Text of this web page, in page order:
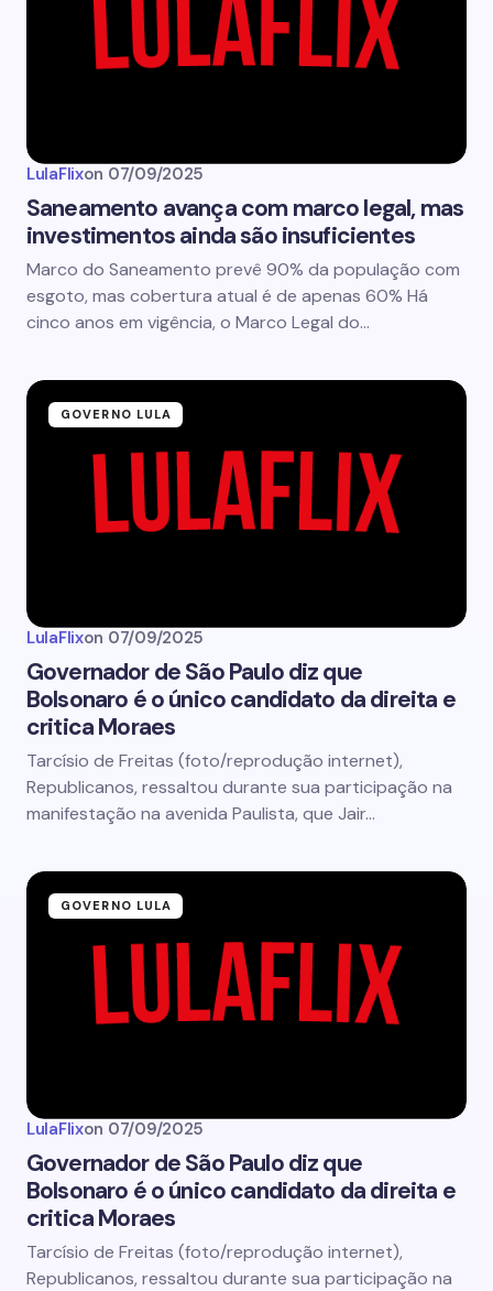
LulaFlixon 07/09/2025
Saneamento avança com marco legal, mas
investimentos ainda são insuficientes
Marco do Saneamento prevê 90% da população com
esgoto, mas cobertura atual é de apenas 60% Há
cinco anos em vigência, o Marco Legal do…
GOVERNO LULA
LulaFlixon 07/09/2025
Governador de São Paulo diz que
Bolsonaro é o único candidato da direita e
critica Moraes
Tarcísio de Freitas (foto/reprodução internet),
Republicanos, ressaltou durante sua participação na
manifestação na avenida Paulista, que Jair…
GOVERNO LULA
LulaFlixon 07/09/2025
Governador de São Paulo diz que
Bolsonaro é o único candidato da direita e
critica Moraes
Tarcísio de Freitas (foto/reprodução internet),
Republicanos, ressaltou durante sua participação na